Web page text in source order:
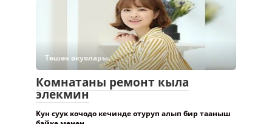
Төшөк окуялары.
Комнатаны ремонт кыла
элекмин